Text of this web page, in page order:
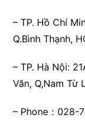
– TP. Hồ Chí
Q.Bình Thạnh,
– TP. Hà Nội:
Văn, Q,Nam Từ
– Phone：028-